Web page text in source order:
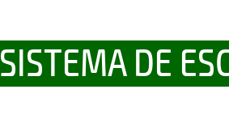
SISTEMA DE